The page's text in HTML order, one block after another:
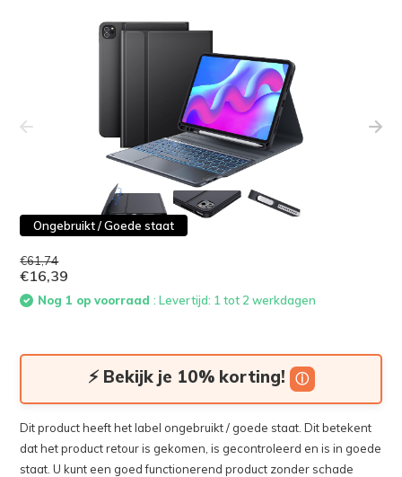
Ongebruikt / Goede staat
€61,74
€16,39
Nog 1 op voorraad: Levertijd: 1 tot 2 werkdagen
⚡ Bekijk je 10% korting! ⓘ
Dit product heeft het label ongebruikt / goede staat. Dit betekent
dat het product retour is gekomen, is gecontroleerd en is in goede
staat. U kunt een goed functionerend product zonder schade